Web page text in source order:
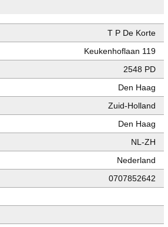
T P De Korte
Keukenhoflaan 119
2548 PD
Den Haag
Zuid-Holland
Den Haag
NL-ZH
Nederland
0707852642